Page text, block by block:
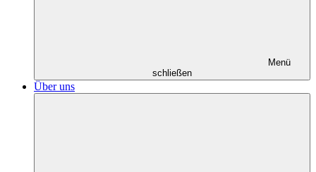
Menü
schließen
Über uns